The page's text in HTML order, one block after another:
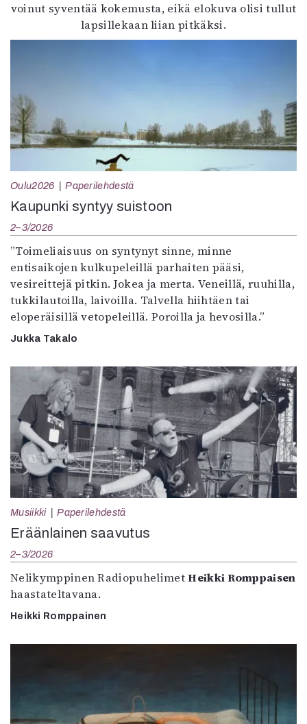
voinut syventää kokemusta, eikä elokuva olisi tullut
lapsillekaan liian pitkäksi.
Oulu2026 Paperilehdestä
Kaupunki syntyy suistoon
2–3/2026
”Toimeliaisuus on syntynyt sinne, minne
entisaikojen kulkupeleillä parhaiten pääsi,
vesireittejä pitkin. Jokea ja merta. Veneillä, ruuhilla,
tukkilautoilla, laivoilla. Talvella hiihtäen tai
eloperäisillä vetopeleillä. Poroilla ja hevosilla.”
Jukka Takalo
Musiikki Paperilehdestä
Eräänlainen saavutus
2–3/2026
Nelikymppinen RadiopuhelimetHeikki Romppaisen
haastateltavana.
Heikki Romppainen